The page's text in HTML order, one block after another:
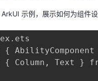
示例，展示如何为组件设
{
{ Column, Text }